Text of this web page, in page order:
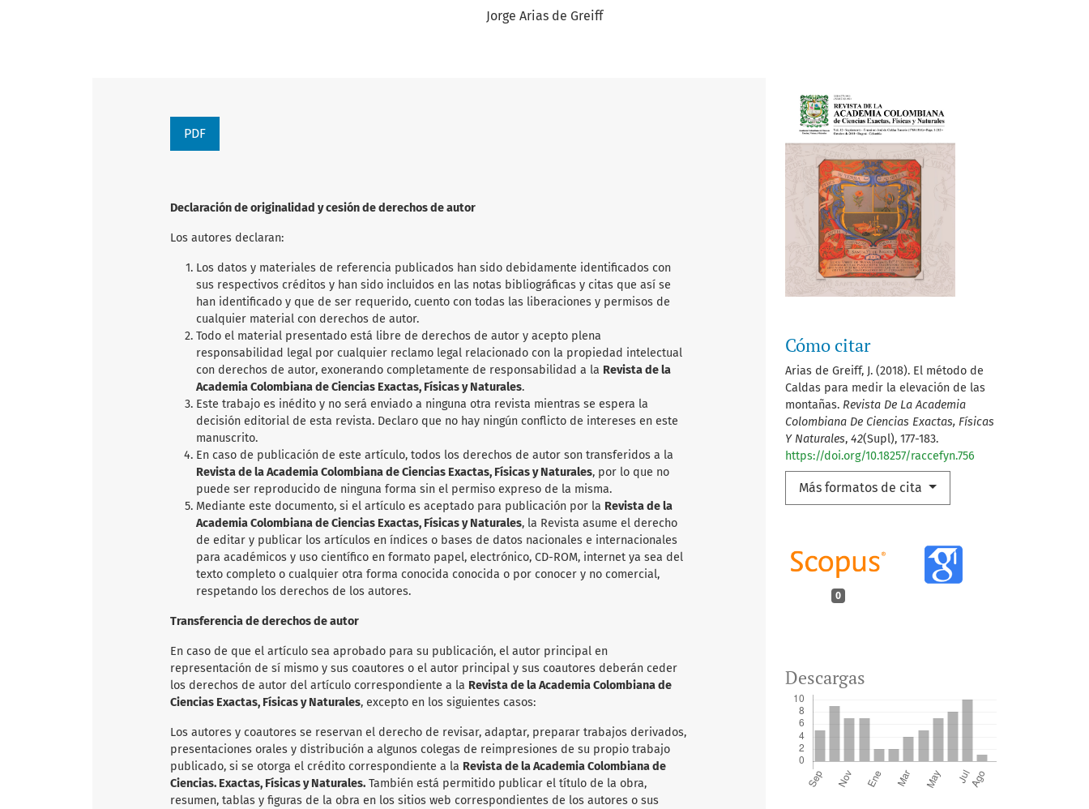
Jorge Arias de Greiff
Cómo citar
Arias de Greiff, J. (2018). El método de
Caldas para medir la elevación de las
montañas. Revista De La Academia
Colombiana De Ciencias Exactas, Físicas
Y Naturales, 42(Supl), 177-183.
https://doi.org/10.18257/raccefyn.756
Más formatos de cita
0
Descargas
PDF
Declaración de originalidad y cesión de derechos de autor
Los autores declaran:
Los datos y materiales de referencia publicados han sido debidamente identificados con
sus respectivos créditos y han sido incluidos en las notas bibliográficas y citas que así se
han identificado y que de ser requerido, cuento con todas las liberaciones y permisos de
cualquier material con derechos de autor.
Todo el material presentado está libre de derechos de autor y acepto plena
responsabilidad legal por cualquier reclamo legal relacionado con la propiedad intelectual
con derechos de autor, exonerando completamente de responsabilidad a la Revista de la
Academia Colombiana de Ciencias Exactas, Físicas y Naturales.
Este trabajo es inédito y no será enviado a ninguna otra revista mientras se espera la
decisión editorial de esta revista. Declaro que no hay ningún conflicto de intereses en este
manuscrito.
En caso de publicación de este artículo, todos los derechos de autor son transferidos a la
Revista de la Academia Colombiana de Ciencias Exactas, Físicas y Naturales, por lo que no
puede ser reproducido de ninguna forma sin el permiso expreso de la misma.
Mediante este documento, si el artículo es aceptado para publicación por la Revista de la
Academia Colombiana de Ciencias Exactas, Físicas y Naturales, la Revista asume el derecho
de editar y publicar los artículos en índices o bases de datos nacionales e internacionales
para académicos y uso científico en formato papel, electrónico, CD-ROM, internet ya sea del
texto completo o cualquier otra forma conocida conocida o por conocer y no comercial,
respetando los derechos de los autores.
Transferencia de derechos de autor
En caso de que el artículo sea aprobado para su publicación, el autor principal en
representación de sí mismo y sus coautores o el autor principal y sus coautores deberán ceder
los derechos de autor del artículo correspondiente a la Revista de la Academia Colombiana de
Ciencias Exactas, Físicas y Naturales, excepto en los siguientes casos:
Los autores y coautores se reservan el derecho de revisar, adaptar, preparar trabajos derivados,
presentaciones orales y distribución a algunos colegas de reimpresiones de su propio trabajo
publicado, si se otorga el crédito correspondiente a la Revista de la Academia Colombiana de
Ciencias. Exactas, Físicas y Naturales. También está permitido publicar el título de la obra,
resumen, tablas y figuras de la obra en los sitios web correspondientes de los autores o sus